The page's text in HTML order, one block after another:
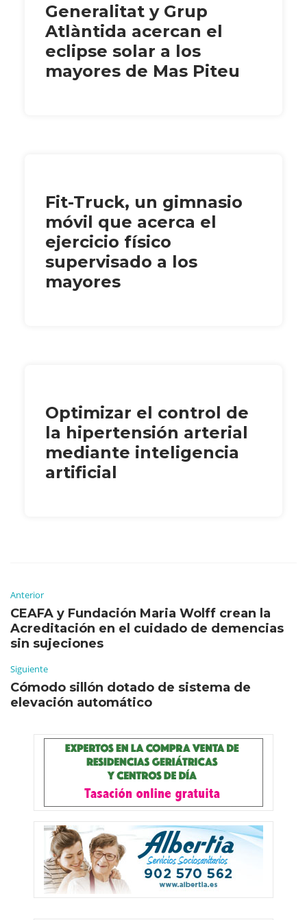
Generalitat y Grup
Atlàntida acercan el
eclipse solar a los
mayores de Mas Piteu
Fit-Truck, un gimnasio
móvil que acerca el
ejercicio físico
supervisado a los
mayores
Optimizar el control de
la hipertensión arterial
mediante inteligencia
artificial
Anterior
CEAFA y Fundación Maria Wolff crean la
Acreditación en el cuidado de demencias
sin sujeciones
Siguiente
Cómodo sillón dotado de sistema de
elevación automático